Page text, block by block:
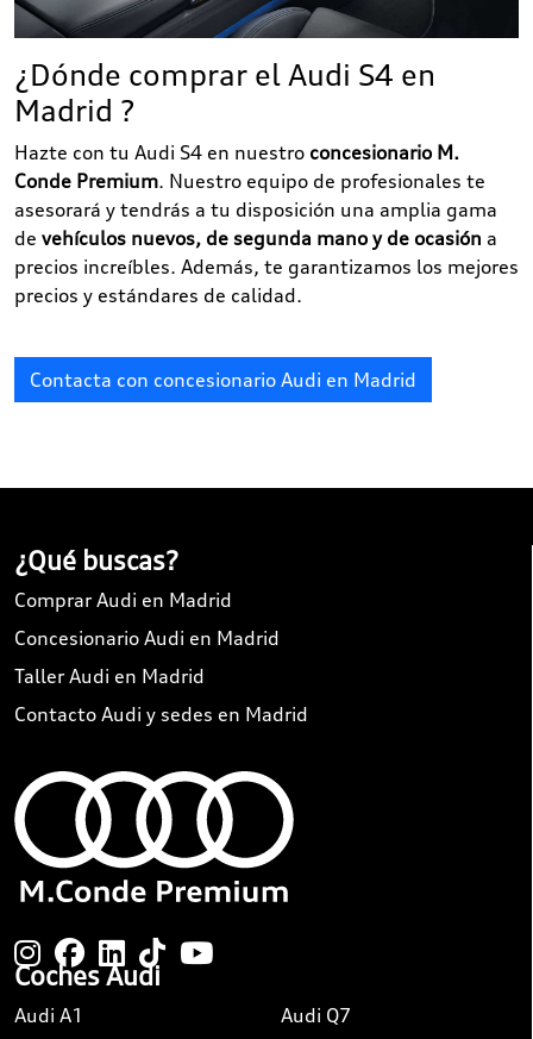
¿Dónde comprar el Audi S4 en
Madrid ?
Hazte con tu Audi S4 en nuestro concesionario M.
Conde Premium. Nuestro equipo de profesionales te
asesorará y tendrás a tu disposición una amplia gama
de vehículos nuevos, de segunda mano y de ocasión a
precios increíbles. Además, te garantizamos los mejores
precios y estándares de calidad.
Contacta con concesionario Audi en Madrid
¿Qué buscas?
Comprar Audi en Madrid
Concesionario Audi en Madrid
Taller Audi en Madrid
Contacto Audi y sedes en Madrid
Coches Audi
Audi A1
Audi Q7